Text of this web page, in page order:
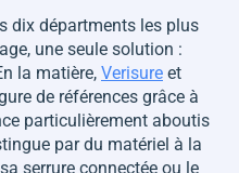
dix départments les plus
une seule solution :
la matière, Verisure et
de références grâce à
particulièrement aboutis
par du matériel à la
serrure connectée ou le